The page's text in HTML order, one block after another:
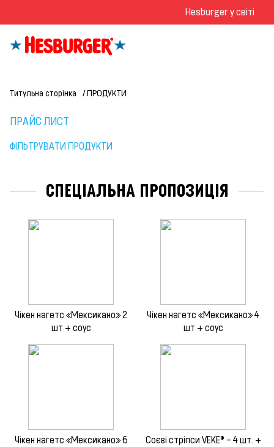
Hesburger у світі
Титульна сторінка ПРОДУКТИ
ПРАЙС ЛИСТ
ФІЛЬТРУВАТИ ПРОДУКТИ
СПЕЦІАЛЬНА ПРОПОЗИЦІЯ
Чікен нагетс «Мексикано» 2
шт + соус
Чікен нагетс «Мексикано» 4
шт + соус
Чікен нагетс «Мексикано» 6
Соєві стріпси VEKE® – 4 шт. +